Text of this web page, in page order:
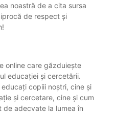
noastră de a cita sursa
de respect și
online care găzduiește
educației și cercetării.
copiii noștri, cine și
și cercetare, cine și cum
adecvate la lumea în